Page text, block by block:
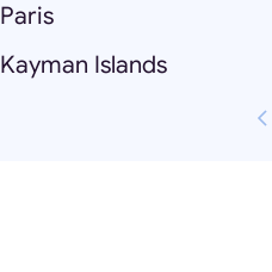
Paris
Kayman Islands